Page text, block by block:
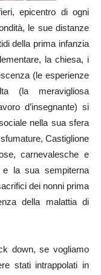
epicentro di ogni
le sue distanze
della prima infanzia
la chiesa, i
(le esperienze
(la meravigliosa
d’insegnante) si
nella sua sfera
Castiglione
carnevalesche e
e la sua sempiterna
dei nonni prima
della malattia di
down, se vogliamo
stati intrappolati in